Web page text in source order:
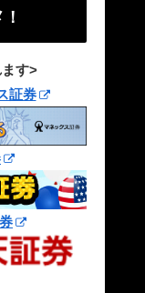
す>
証券